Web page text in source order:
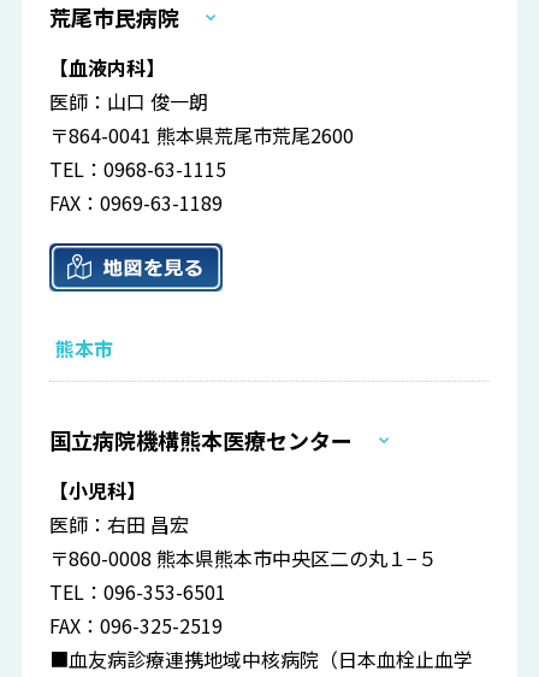
荒尾市民病院
【血液内科】
医師：山口 俊一朗
〒864-0041 熊本県荒尾市荒尾2600
TEL：0968-63-1115
FAX：0969-63-1189
熊本市
国立病院機構熊本医療センター
【小児科】
医師：右田 昌宏
〒860-0008 熊本県熊本市中央区二の丸１−５
TEL：096-353-6501
FAX：096-325-2519
■血友病診療連携地域中核病院（日本血栓止血学